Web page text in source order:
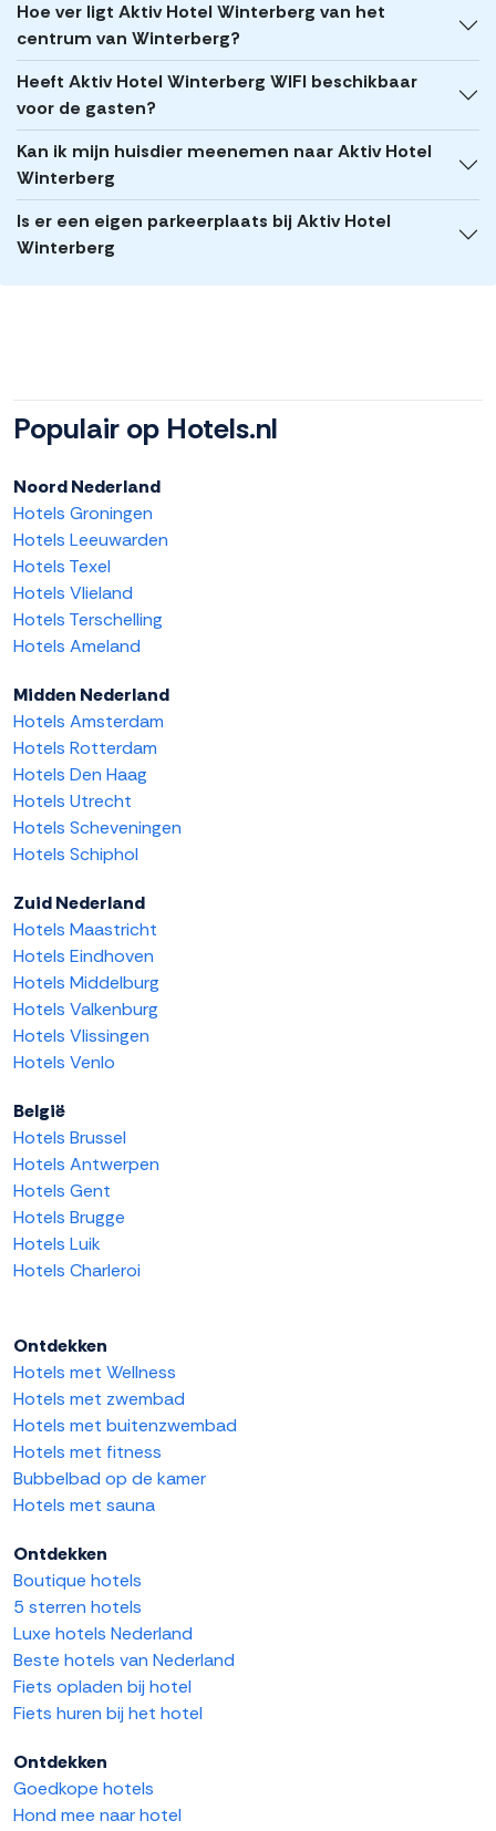
Hoe ver ligt Aktiv Hotel Winterberg van het
centrum van Winterberg?
Heeft Aktiv Hotel Winterberg WIFI beschikbaar
voor de gasten?
Kan ik mijn huisdier meenemen naar Aktiv Hotel
Winterberg
Is er een eigen parkeerplaats bij Aktiv Hotel
Winterberg
Populair op Hotels.nl
Noord Nederland
Hotels Groningen
Hotels Leeuwarden
Hotels Texel
Hotels Vlieland
Hotels Terschelling
Hotels Ameland
Midden Nederland
Hotels Amsterdam
Hotels Rotterdam
Hotels Den Haag
Hotels Utrecht
Hotels Scheveningen
Hotels Schiphol
Zuid Nederland
Hotels Maastricht
Hotels Eindhoven
Hotels Middelburg
Hotels Valkenburg
Hotels Vlissingen
Hotels Venlo
België
Hotels Brussel
Hotels Antwerpen
Hotels Gent
Hotels Brugge
Hotels Luik
Hotels Charleroi
Ontdekken
Hotels met Wellness
Hotels met zwembad
Hotels met buitenzwembad
Hotels met fitness
Bubbelbad op de kamer
Hotels met sauna
Ontdekken
Boutique hotels
5 sterren hotels
Luxe hotels Nederland
Beste hotels van Nederland
Fiets opladen bij hotel
Fiets huren bij het hotel
Ontdekken
Goedkope hotels
Hond mee naar hotel